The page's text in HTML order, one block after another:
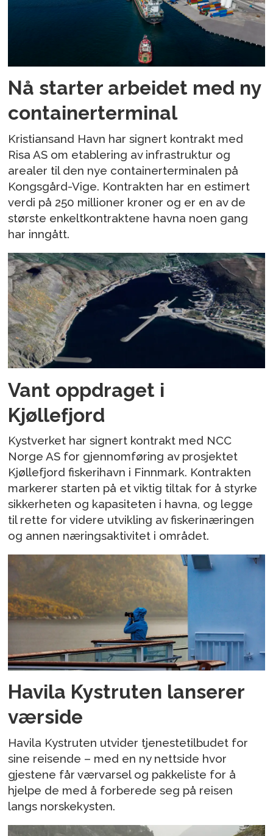
Nå starter arbeidet med ny
containerterminal
Kristiansand Havn har signert kontrakt med
Risa AS om etablering av infrastruktur og
arealer til den nye containerterminalen på
Kongsgård-Vige. Kontrakten har en estimert
verdi på 250 millioner kroner og er en av de
største enkeltkontraktene havna noen gang
har inngått.
Vant oppdraget i
Kjøllefjord
Kystverket har signert kontrakt med NCC
Norge AS for gjennomføring av prosjektet
Kjøllefjord fiskerihavn i Finnmark. Kontrakten
markerer starten på et viktig tiltak for å styrke
sikkerheten og kapasiteten i havna, og legge
til rette for videre utvikling av fiskerinæringen
og annen næringsaktivitet i området.
Havila Kystruten lanserer
værside
Havila Kystruten utvider tjenestetilbudet for
sine reisende – med en ny nettside hvor
gjestene får værvarsel og pakkeliste for å
hjelpe de med å forberede seg på reisen
langs norskekysten.